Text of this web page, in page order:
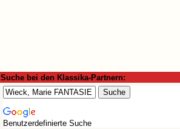
Suche bei den Klassika-Partnern:
Benutzerdefinierte Suche